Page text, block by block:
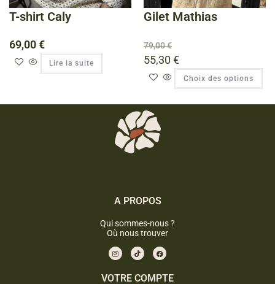
T-shirt Caly
69,00€
Lire la suite
Gilet Mathias
79,00€
55,30 €
Choix des options
A PROPOS
Qui sommes-nous ?
Où nous trouver
VOTRE COMPTE